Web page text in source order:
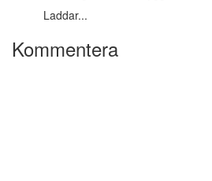
Laddar...
Kommentera